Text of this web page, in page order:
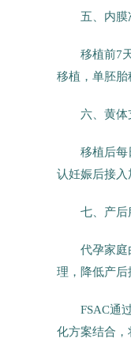
五、内
移植前7
移植，单胚胎
六、黄
移植后每
认妊娠后接入
七、产后
代孕家庭
理，降低产后
FSAC通
化方案结合，